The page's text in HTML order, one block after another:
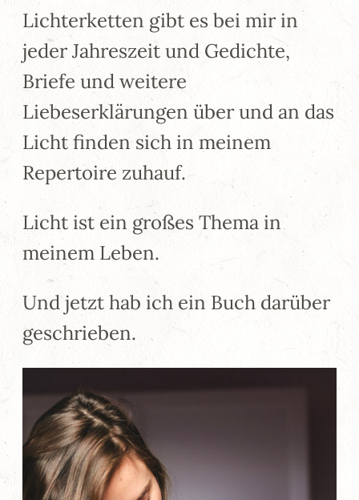
Lichterketten gibt es bei mir in
jeder Jahreszeit und Gedichte,
Briefe und weitere
Liebeserklärungen über und an das
Licht finden sich in meinem
Repertoire zuhauf.
Licht ist ein großes Thema in
meinem Leben.
Und jetzt hab ich ein Buch darüber
geschrieben.